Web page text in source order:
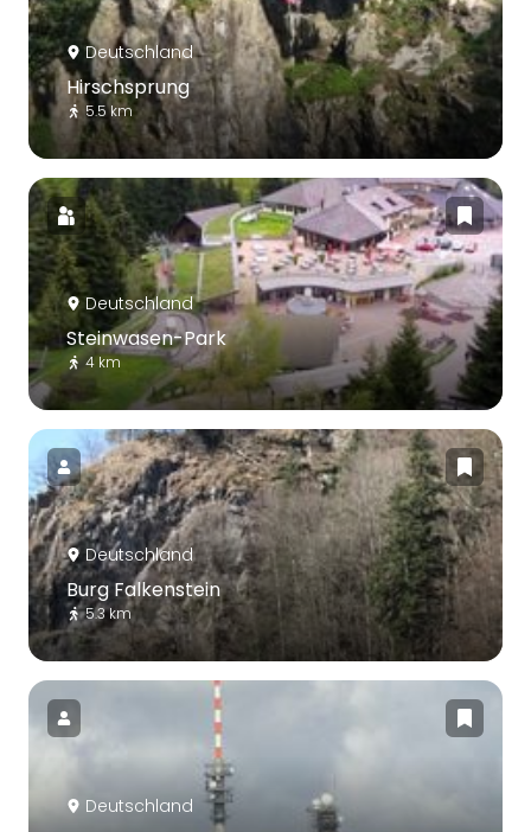
Deutschland
Hirschsprung
5.5 km
Deutschland
Steinwasen-Park
4 km
Deutschland
Burg Falkenstein
5.3 km
Deutschland